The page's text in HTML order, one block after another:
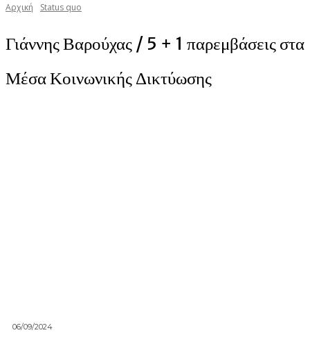
Αρχική Status quo
Γιάννης Βαρούχας / 5 + 1 παρεμβάσεις στα
Μέσα Κοινωνικής Δικτύωσης
06/09/2024